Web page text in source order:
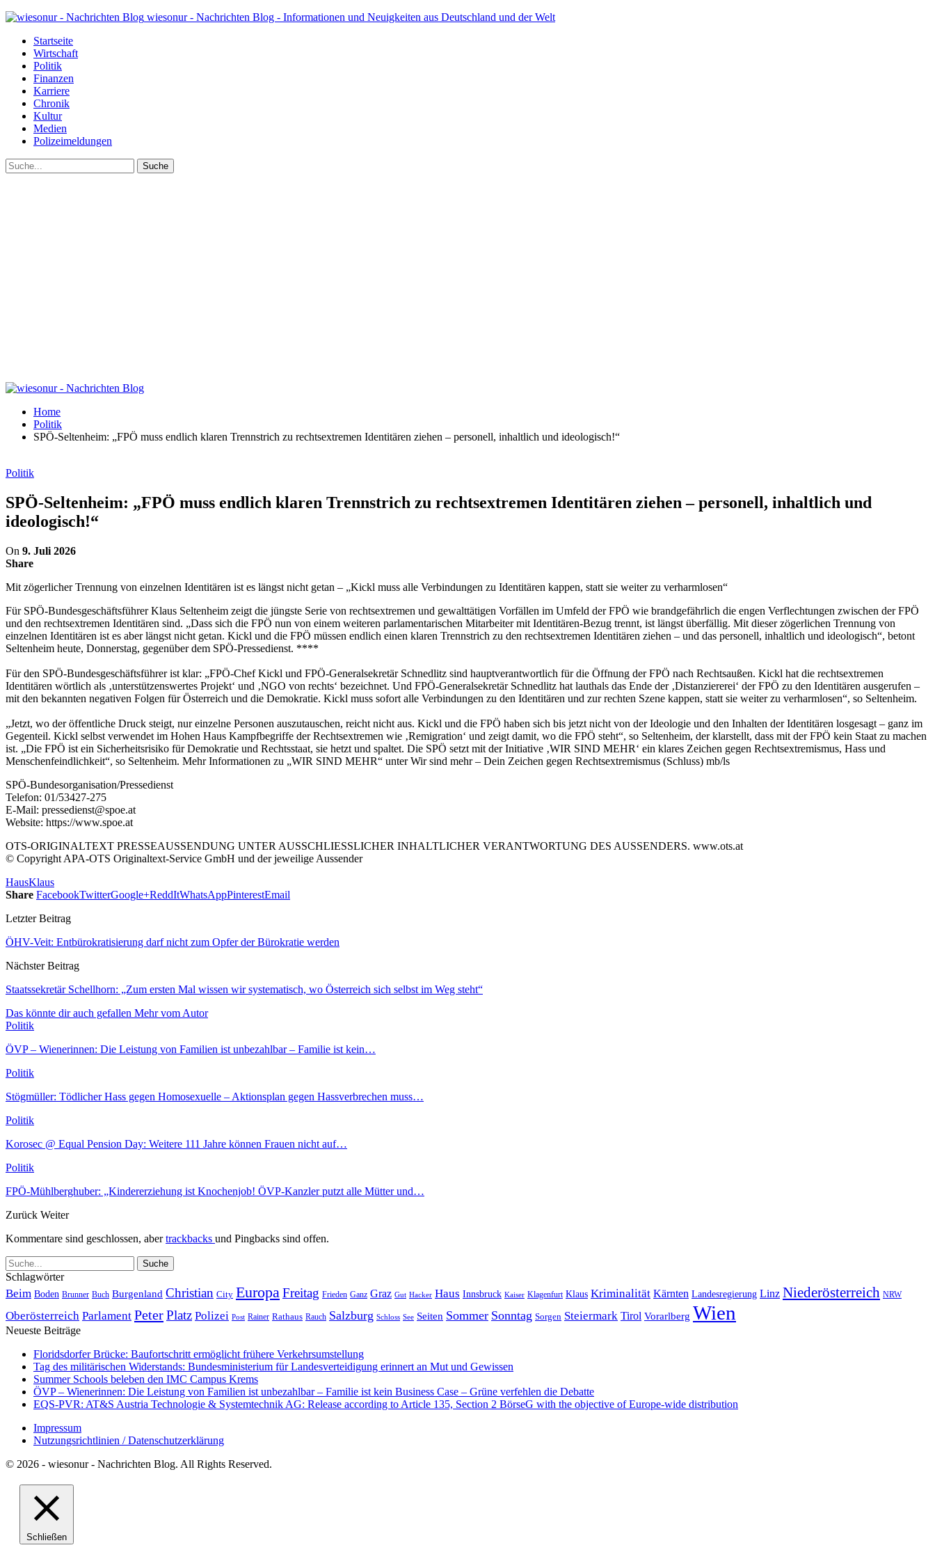
wiesonur - Nachrichten Blog - Informationen und Neuigkeiten aus Deutschland und der Welt
Startseite
Wirtschaft
Politik
Finanzen
Karriere
Chronik
Kultur
Medien
Polizeimeldungen
Home
Politik
SPÖ-Seltenheim: „FPÖ muss endlich klaren Trennstrich zu rechtsextremen Identitären ziehen – personell, inhaltlich und ideologisch!“
Politik
SPÖ-Seltenheim: „FPÖ muss endlich klaren Trennstrich zu rechtsextremen Identitären ziehen – personell, inhaltlich und
ideologisch!“
On 9. Juli 2026
Share
Mit zögerlicher Trennung von einzelnen Identitären ist es längst nicht getan – „Kickl muss alle Verbindungen zu Identitären kappen, statt sie weiter zu verharmlosen“
Für SPÖ-Bundesgeschäftsführer Klaus Seltenheim zeigt die jüngste Serie von rechtsextremen und gewalttätigen Vorfällen im Umfeld der FPÖ wie brandgefährlich die engen Verflechtungen zwischen der FPÖ
und den rechtsextremen Identitären sind. „Dass sich die FPÖ nun von einem weiteren parlamentarischen Mitarbeiter mit Identitären-Bezug trennt, ist längst überfällig. Mit dieser zögerlichen Trennung von
einzelnen Identitären ist es aber längst nicht getan. Kickl und die FPÖ müssen endlich einen klaren Trennstrich zu den rechtsextremen Identitären ziehen – und das personell, inhaltlich und ideologisch“, betont
Seltenheim heute, Donnerstag, gegenüber dem SPÖ-Pressedienst. ****
Für den SPÖ-Bundesgeschäftsführer ist klar: „FPÖ-Chef Kickl und FPÖ-Generalsekretär Schnedlitz sind hauptverantwortlich für die Öffnung der FPÖ nach Rechtsaußen. Kickl hat die rechtsextremen
Identitären wörtlich als ‚unterstützenswertes Projekt‘ und ‚NGO von rechts‘ bezeichnet. Und FPÖ-Generalsekretär Schnedlitz hat lauthals das Ende der ‚Distanziererei‘ der FPÖ zu den Identitären ausgerufen –
mit den bekannten negativen Folgen für Österreich und die Demokratie. Kickl muss sofort alle Verbindungen zu den Identitären und zur rechten Szene kappen, statt sie weiter zu verharmlosen“, so Seltenheim.
„Jetzt, wo der öffentliche Druck steigt, nur einzelne Personen auszutauschen, reicht nicht aus. Kickl und die FPÖ haben sich bis jetzt nicht von der Ideologie und den Inhalten der Identitären losgesagt – ganz im
Gegenteil. Kickl selbst verwendet im Hohen Haus Kampfbegriffe der Rechtsextremen wie ‚Remigration‘ und zeigt damit, wo die FPÖ steht“, so Seltenheim, der klarstellt, dass mit der FPÖ kein Staat zu machen
ist. „Die FPÖ ist ein Sicherheitsrisiko für Demokratie und Rechtsstaat, sie hetzt und spaltet. Die SPÖ setzt mit der Initiative ‚WIR SIND MEHR‘ ein klares Zeichen gegen Rechtsextremismus, Hass und
Menschenfeindlichkeit“, so Seltenheim. Mehr Informationen zu „WIR SIND MEHR“ unter Wir sind mehr – Dein Zeichen gegen Rechtsextremismus (Schluss) mb/ls
SPÖ-Bundesorganisation/Pressedienst
Telefon: 01/53427-275
E-Mail: pressedienst@spoe.at
Website: https://www.spoe.at
OTS-ORIGINALTEXT PRESSEAUSSENDUNG UNTER AUSSCHLIESSLICHER INHALTLICHER VERANTWORTUNG DES AUSSENDERS. www.ots.at
© Copyright APA-OTS Originaltext-Service GmbH und der jeweilige Aussender
HausKlaus
Share FacebookTwitterGoogle+ReddItWhatsAppPinterestEmail
Letzter Beitrag
ÖHV-Veit: Entbürokratisierung darf nicht zum Opfer der Bürokratie werden
Nächster Beitrag
Staatssekretär Schellhorn: „Zum ersten Mal wissen wir systematisch, wo Österreich sich selbst im Weg steht“
Das könnte dir auch gefallen Mehr vom Autor
Politik
ÖVP – Wienerinnen: Die Leistung von Familien ist unbezahlbar – Familie ist kein…
Politik
Stögmüller: Tödlicher Hass gegen Homosexuelle – Aktionsplan gegen Hassverbrechen muss…
Politik
Korosec @ Equal Pension Day: Weitere 111 Jahre können Frauen nicht auf…
Politik
FPÖ-Mühlberghuber: „Kindererziehung ist Knochenjob! ÖVP-Kanzler putzt alle Mütter und…
Zurück Weiter
Kommentare sind geschlossen, abertrackbacks und Pingbacks sind offen.
Schlagwörter
Beim Boden Brunner Buch Burgenland Christian City Europa Freitag Frieden Ganz Graz Gut Hacker Haus Innsbruck Kaiser Klagenfurt Klaus Kriminalität Kärnten Landesregierung Linz Niederösterreich NRW
Oberösterreich Parlament PeterPlatz Polizei Post Rainer Rathaus Rauch Salzburg Schloss See Seiten Sommer Sonntag Sorgen Steiermark Tirol Vorarlberg Wien
Neueste Beiträge
Floridsdorfer Brücke: Baufortschritt ermöglicht frühere Verkehrsumstellung
Tag des militärischen Widerstands: Bundesministerium für Landesverteidigung erinnert an Mut und Gewissen
Summer Schools beleben den IMC Campus Krems
ÖVP – Wienerinnen: Die Leistung von Familien ist unbezahlbar – Familie ist kein Business Case – Grüne verfehlen die Debatte
EQS-PVR: AT&S Austria Technologie & Systemtechnik AG: Release according to Article 135, Section 2 BörseG with the objective of Europe-wide distribution
Impressum
Nutzungsrichtlinien / Datenschutzerklärung
© 2026 - wiesonur - Nachrichten Blog. All Rights Reserved.
Schließen